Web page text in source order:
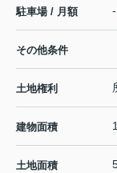
駐車場 / 月額
その他条件
土地権利
建物面積
土地面積